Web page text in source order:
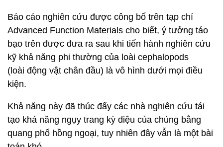
Báo cáo nghiên cứu được công bố trên tạp chí
Advanced Function Materials cho biết, ý tưởng táo
bạo trên được đưa ra sau khi tiến hành nghiên cứu
kỹ khả năng phi thường của loài cephalopods
(loài động vật chân đầu) là vô hình dưới mọi điều
kiện.
Khả năng này đã thúc đẩy các nhà nghiên cứu tái
tạo khả năng ngụy trang kỳ diệu của chúng bằng
quang phổ hồng ngoại, tuy nhiên đây vẫn là một bài